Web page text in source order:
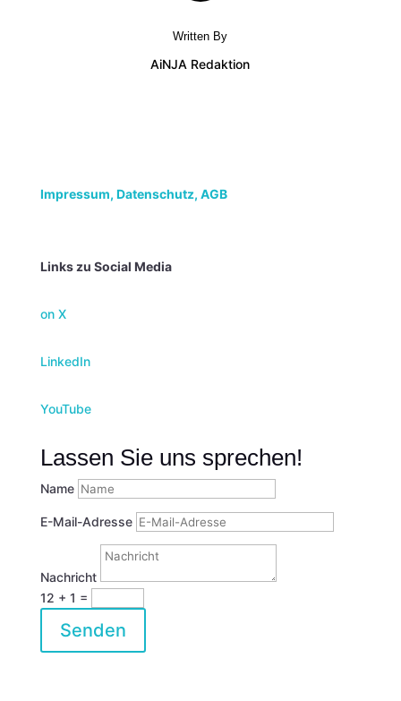
Written By
AiNJA Redaktion
Impressum, Datenschutz, AGB
Links zu Social Media
on X
LinkedIn
YouTube
Lassen Sie uns sprechen!
Name
E-Mail-Adresse
Nachricht
12 + 1 =
Senden